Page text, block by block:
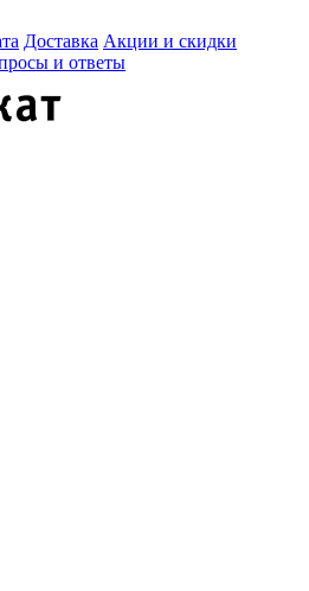
Доставка Акции и скидки
и ответы